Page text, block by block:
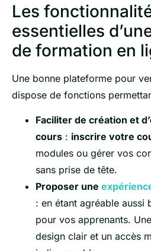
Les
essentielles
de formation en
Une bonne plateforme pour
dispose de fonctions
Faciliter de création et
cours : inscrire votre
modules ou gérer vos
sans prise de tête.
Proposer une
: en étant agréable aussi
pour vos apprenants.
design clair et un accès